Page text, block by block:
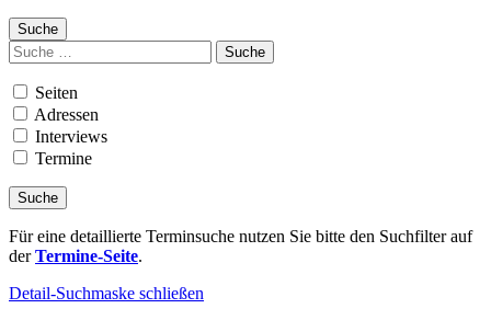
Suche
Suchen
nach:
Seiten
Adressen
Interviews
Termine
Für eine detaillierte Terminsuche nutzen Sie bitte den Suchfilter auf
derTermine-Seite.
Detail-Suchmaske schließen